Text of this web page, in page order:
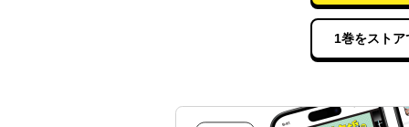
1巻をストア